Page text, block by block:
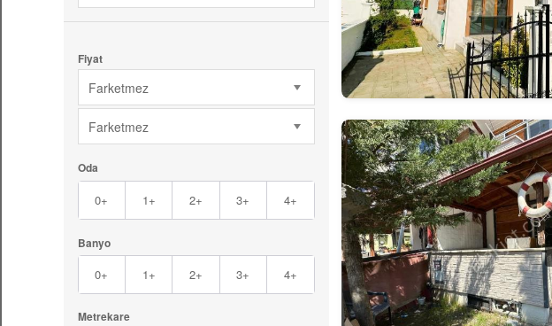
Fiyat
Farketmez
Farketmez
Oda
0+ 1+ 2+ 3+ 4+
Banyo
0+ 1+ 2+ 3+ 4+
Metrekare